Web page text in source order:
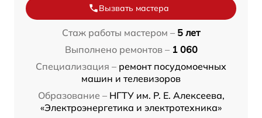
Вызвать мастера
Стаж работы мастером – 5 лет
Выполнено ремонтов – 1 060
Специализация – ремонт посудомоечных
машин и телевизоров
Образование – НГТУ им. Р. Е. Алексеева,
«Электроэнергетика и электротехника»